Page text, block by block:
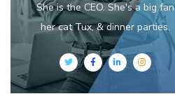
She is the CEO. She's a big fan
her cat Tux, & dinner parties.